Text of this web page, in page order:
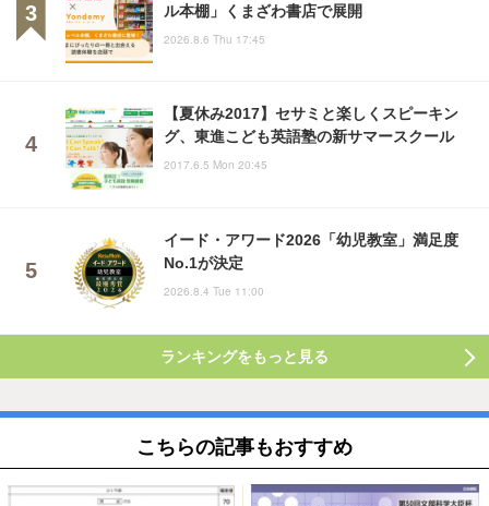
ル本棚」くまざわ書店で展開
2026.8.6 Thu 17:45
【夏休み2017】セサミと楽しくスピーキン
グ、東進こども英語塾の新サマースクール
2017.6.5 Mon 20:45
イード・アワード2026「幼児教室」満足度
No.1が決定
2026.8.4 Tue 11:00
ランキングをもっと見る
こちらの記事もおすすめ